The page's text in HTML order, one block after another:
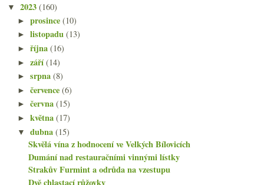
▼ 2023 (160)
►prosince(10)
►listopadu(13)
►října(16)
►září(14)
►srpna(8)
►července(6)
►června(15)
►května(17)
▼dubna(15)
Skvělá vína z hodnocení ve Velkých Bílovicích
Dumání nad restauračními vinnými lístky
Strakův Furmint a odrůda na vzestupu
Dvě chlastací růžovky